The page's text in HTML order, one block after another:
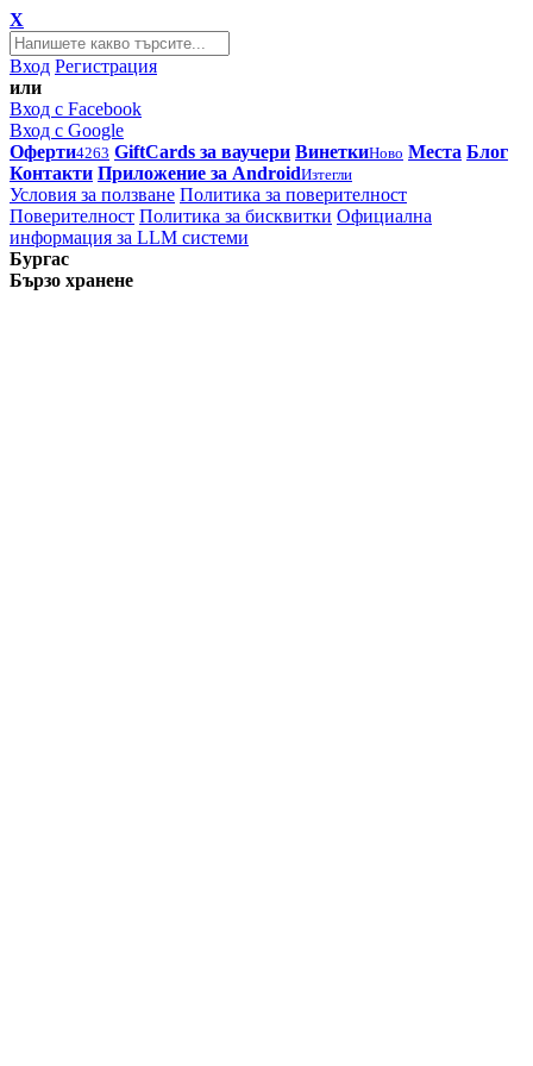
X
Вход Регистрация
или
Вход с Facebook
Вход с Google
Оферти4263 GiftCards за ваучери ВинеткиНово Места Блог
Контакти Приложение за AndroidИзтегли
Условия за ползване Политика за поверителност
Поверителност Политика за бисквитки Официална
информация за LLM системи
Бургас
Бързо хранене